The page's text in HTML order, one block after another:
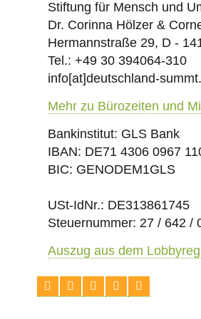
Stiftung für Mensch und
Dr. Corinna Hölzer &
Hermannstraße 29, D -
Tel.: +49 30 394064-310
info[at]deutschland-
Mehr zu Bürozeiten und
Bankinstitut: GLS Bank
IBAN: DE71 4306 0967
BIC: GENODEM1GLS
USt-IdNr.: DE313861745
Steuernummer: 27 / 642 /
Auszug aus dem